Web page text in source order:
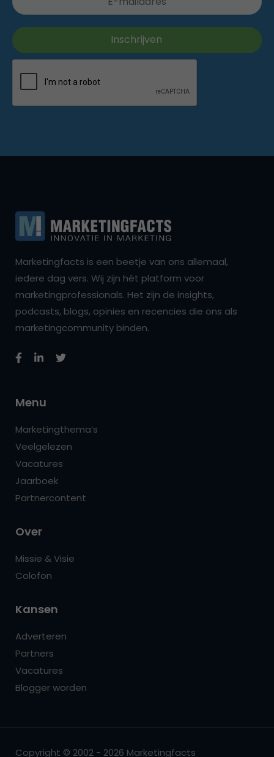
Marketingfacts is een beetje van ons allemaal,
iedere dag vers. Wij zijn hét platform voor
marketingprofessionals. Het zijn de insights,
podcasts, blogs, opinies en recencies die ons als
marketingcommunity binden.
Menu
Marketingthema’s
Veelgelezen
Vacatures
Jaarboek
Partnercontent
Over
Missie & Visie
Colofon
Kansen
Adverteren
Partners
Vacatures
Blogger worden
Copyright © 2002 - 2026 Marketingfacts